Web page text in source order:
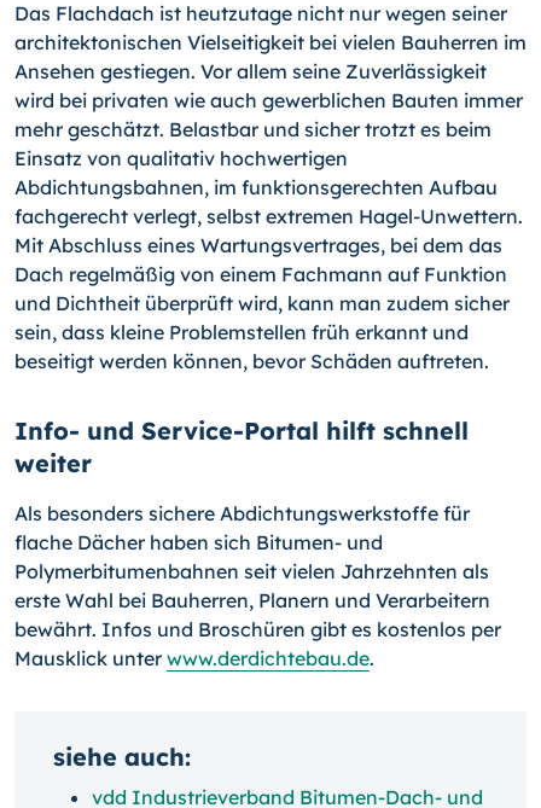
Das Flachdach ist heutzutage nicht nur wegen seiner
architektonischen Vielseitigkeit bei vielen Bauherren im
Ansehen gestiegen. Vor allem seine Zuverlässigkeit
wird bei privaten wie auch gewerblichen Bauten immer
mehr geschätzt. Belastbar und sicher trotzt es beim
Einsatz von qualitativ hochwertigen
Abdichtungsbahnen, im funktionsgerechten Aufbau
fachgerecht verlegt, selbst extremen Hagel-Unwettern.
Mit Abschluss eines Wartungsvertrages, bei dem das
Dach regelmäßig von einem Fachmann auf Funktion
und Dichtheit überprüft wird, kann man zudem sicher
sein, dass kleine Problemstellen früh erkannt und
beseitigt werden können, bevor Schäden auftreten.
Info- und Service-Portal hilft schnell
weiter
Als besonders sichere Abdichtungswerkstoffe für
flache Dächer haben sich Bitumen- und
Polymerbitumenbahnen seit vielen Jahrzehnten als
erste Wahl bei Bauherren, Planern und Verarbeitern
bewährt. Infos und Broschüren gibt es kostenlos per
Mausklick unterwww.derdichtebau.de.
siehe auch:
vdd Industrieverband Bitumen-Dach- und